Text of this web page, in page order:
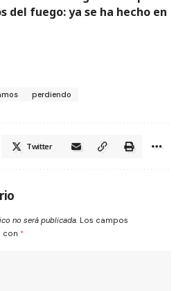
del fuego: ya se ha hecho en
perdiendo
Twitter
no será publicada. Los campos
con *